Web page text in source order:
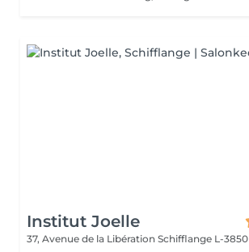
Institut Joelle
37, Avenue de la Libération Schifflange L-3850